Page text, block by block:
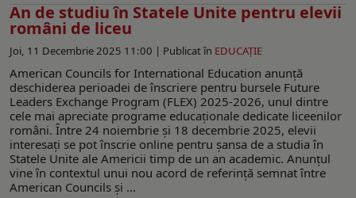
An de studiu în Statele Unite pentru elevii
români de liceu
Joi, 11 Decembrie 2025 11:00 | Publicat în EDUCAŢIE
American Councils for International Education anunță
deschiderea perioadei de înscriere pentru bursele Future
Leaders Exchange Program (FLEX) 2025-2026, unul dintre
cele mai apreciate programe educaționale dedicate liceenilor
români. Între 24 noiembrie și 18 decembrie 2025, elevii
interesați se pot înscrie online pentru șansa de a studia în
Statele Unite ale Americii timp de un an academic. Anunțul
vine în contextul unui nou acord de referință semnat între
American Councils și ...